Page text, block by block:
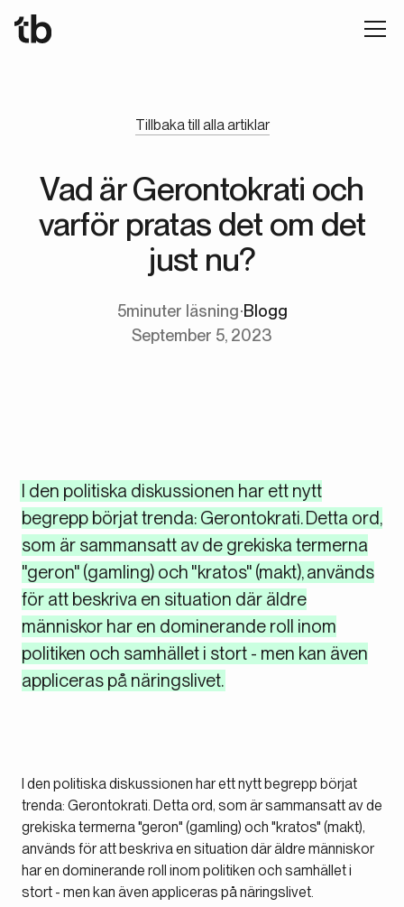
Tillbaka till alla artiklar
Vad är Gerontokrati och
varför pratas det om det
just nu?
5minuter läsning∙Blogg
September 5, 2023
I den politiska diskussionen har ett nytt
begrepp börjat trenda: Gerontokrati. Detta ord,
som är sammansatt av de grekiska termerna
"geron" (gamling) och "kratos" (makt), används
för att beskriva en situation där äldre
människor har en dominerande roll inom
politiken och samhället i stort - men kan även
appliceras på näringslivet.
I den politiska diskussionen har ett nytt begrepp börjat
trenda: Gerontokrati. Detta ord, som är sammansatt av de
grekiska termerna "geron" (gamling) och "kratos" (makt),
används för att beskriva en situation där äldre människor
har en dominerande roll inom politiken och samhället i
stort - men kan även appliceras på näringslivet.